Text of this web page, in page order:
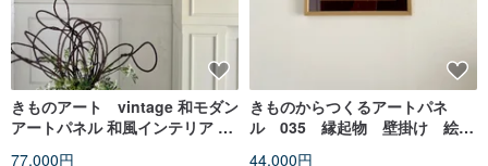
きものアート vintage 和モダン
アートパネル 和風インテリア 梅
77,000円
きものからつくるアートパネ
ル 035 縁起物 壁掛け 絵
44,000円